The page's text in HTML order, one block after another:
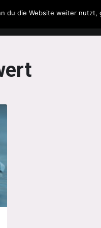
Filme & Serien
du die Website weiter